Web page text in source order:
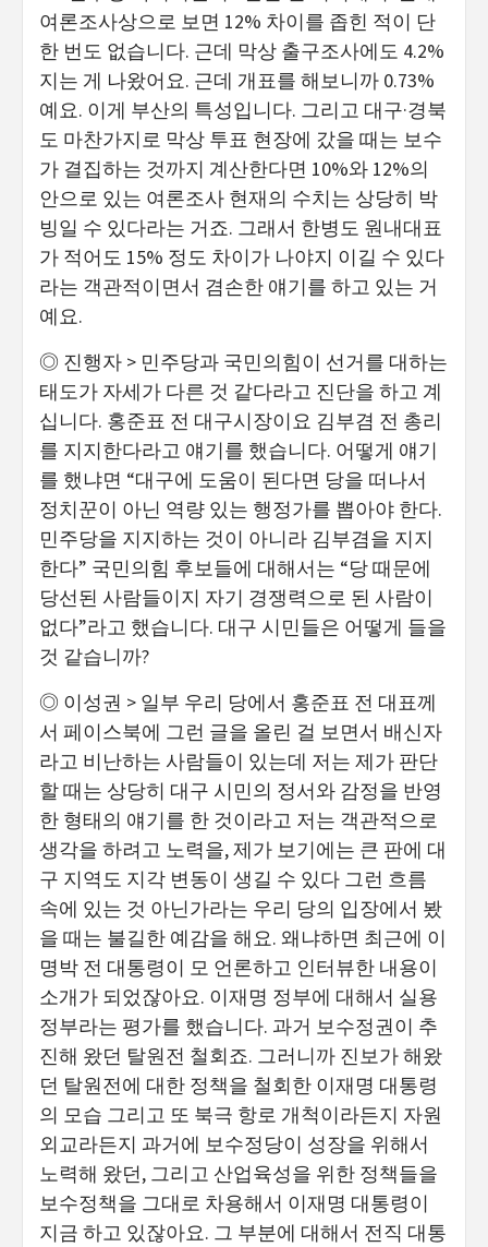
여론조사상으로 보면 12% 차이를 좁힌 적이 단
한 번도 없습니다. 근데 막상 출구조사에도 4.2%
지는 게 나왔어요. 근데 개표를 해보니까 0.73%
예요. 이게 부산의 특성입니다. 그리고 대구·경북
도 마찬가지로 막상 투표 현장에 갔을 때는 보수
가 결집하는 것까지 계산한다면 10%와 12%의
안으로 있는 여론조사 현재의 수치는 상당히 박
빙일 수 있다라는 거죠. 그래서 한병도 원내대표
가 적어도 15% 정도 차이가 나야지 이길 수 있다
라는 객관적이면서 겸손한 얘기를 하고 있는 거
예요.
◎ 진행자 > 민주당과 국민의힘이 선거를 대하는
태도가 자세가 다른 것 같다라고 진단을 하고 계
십니다. 홍준표 전 대구시장이요 김부겸 전 총리
를 지지한다라고 얘기를 했습니다. 어떻게 얘기
를 했냐면 “대구에 도움이 된다면 당을 떠나서
정치꾼이 아닌 역량 있는 행정가를 뽑아야 한다.
민주당을 지지하는 것이 아니라 김부겸을 지지
한다” 국민의힘 후보들에 대해서는 “당 때문에
당선된 사람들이지 자기 경쟁력으로 된 사람이
없다”라고 했습니다. 대구 시민들은 어떻게 들을
것 같습니까?
◎ 이성권 > 일부 우리 당에서 홍준표 전 대표께
서 페이스북에 그런 글을 올린 걸 보면서 배신자
라고 비난하는 사람들이 있는데 저는 제가 판단
할 때는 상당히 대구 시민의 정서와 감정을 반영
한 형태의 얘기를 한 것이라고 저는 객관적으로
생각을 하려고 노력을, 제가 보기에는 큰 판에 대
구 지역도 지각 변동이 생길 수 있다 그런 흐름
속에 있는 것 아닌가라는 우리 당의 입장에서 봤
을 때는 불길한 예감을 해요. 왜냐하면 최근에 이
명박 전 대통령이 모 언론하고 인터뷰한 내용이
소개가 되었잖아요. 이재명 정부에 대해서 실용
정부라는 평가를 했습니다. 과거 보수정권이 추
진해 왔던 탈원전 철회죠. 그러니까 진보가 해왔
던 탈원전에 대한 정책을 철회한 이재명 대통령
의 모습 그리고 또 북극 항로 개척이라든지 자원
외교라든지 과거에 보수정당이 성장을 위해서
노력해 왔던, 그리고 산업육성을 위한 정책들을
보수정책을 그대로 차용해서 이재명 대통령이
지금 하고 있잖아요. 그 부분에 대해서 전직 대통